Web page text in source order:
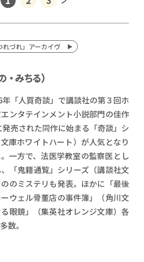
れづれ」アーカイヴ
みちる）
「人買奇談」で講談社の第３回ホ
ンタテインメント小説部門の佳作
売された同作に始まる「奇談」シ
庫ホワイトハート）が人気となり
一方で、法医学教室の監察医とし
「鬼籍通覧」シリーズ（講談社文
のミステリも発表。ほかに「最後
ウェル骨董店の事件簿」（角川文
眼鏡」（集英社オレンジ文庫）各
数。